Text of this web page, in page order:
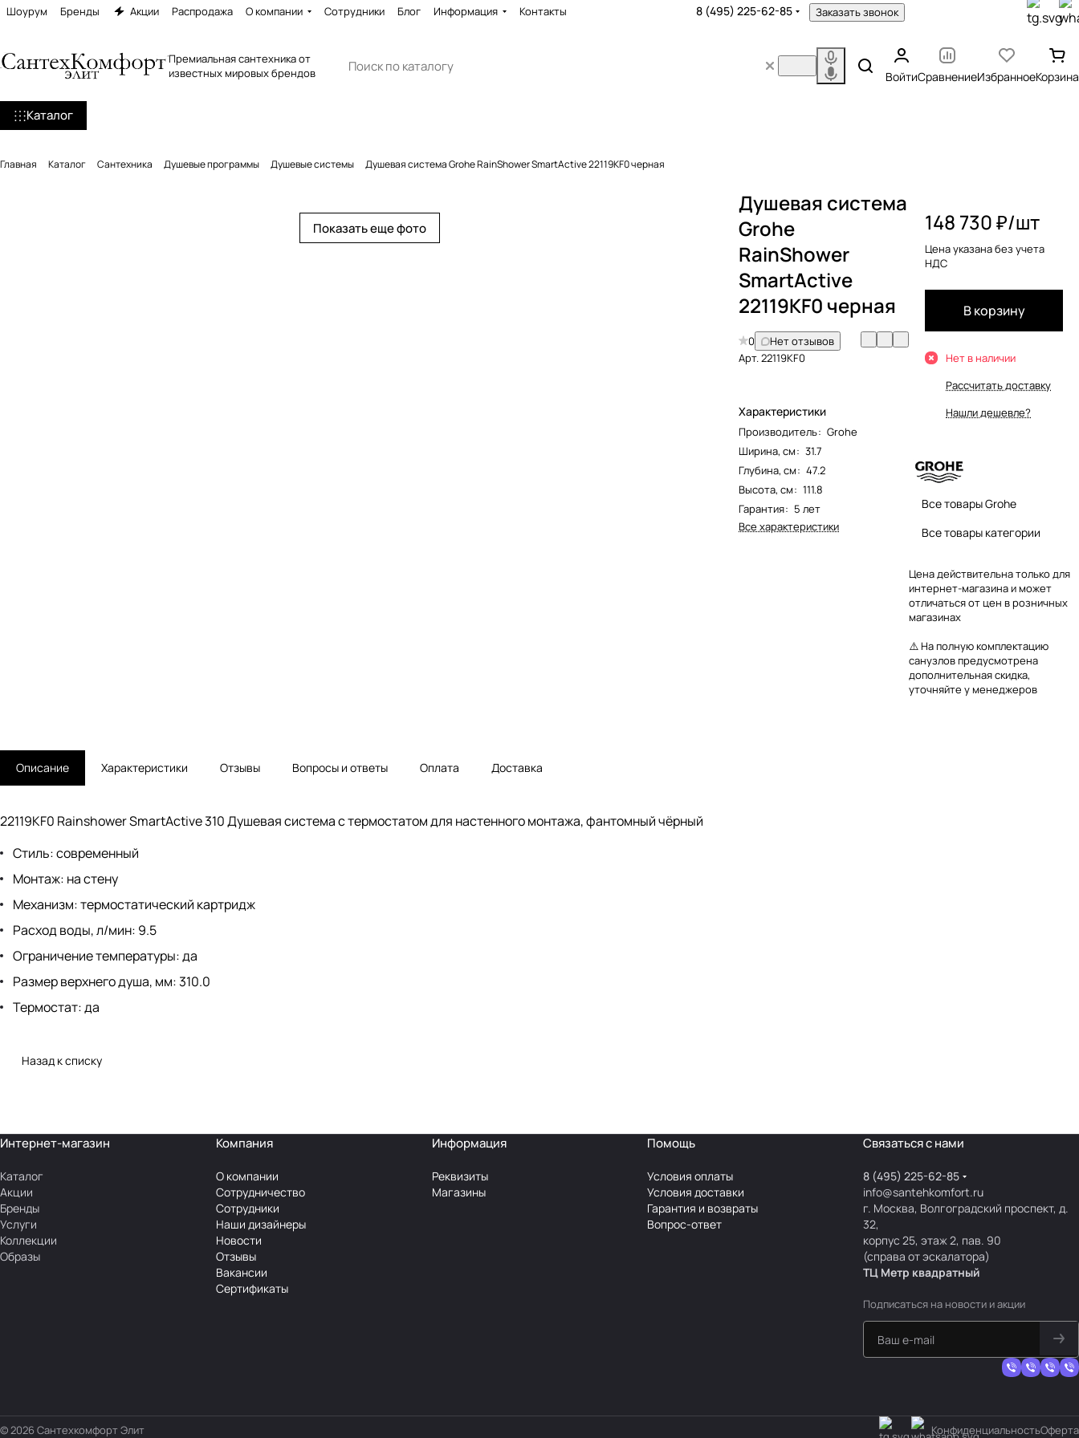
Шоурум Бренды Акции Распродажа О компании Сотрудники Блог Информация Контакты 8 (495) 225-62-85 Заказать звонок
Премиальная сантехника от
известных мировых брендов
ВойтиСравнениеИзбранноеКорзина
Каталог
Главная Каталог Сантехника Душевые программы Душевые системы Душевая система Grohe RainShower SmartActive 22119KF0 черная
Показать еще фото
Душевая система
Grohe
RainShower
SmartActive
22119KF0 черная
0
Нет отзывов
Арт.22119KF0
Характеристики
Производитель: Grohe
Ширина, см: 31.7
Глубина, см: 47.2
Высота, см: 111.8
Гарантия: 5 лет
Все характеристики
148 730 ₽/шт
Цена указана без учета
НДС
В корзину
Нет в наличии
Рассчитать доставку
Нашли дешевле?
Все товары Grohe
Все товары категории
Цена действительна только для
интернет-магазина и может
отличаться от цен в розничных
магазинах
⚠️ На полную комплектацию
санузлов предусмотрена
дополнительная скидка,
уточняйте у менеджеров
Описание Характеристики Отзывы Вопросы и ответы Оплата Доставка
22119KF0 Rainshower SmartActive 310 Душевая система с термостатом для настенного монтажа, фантомный чёрный
Стиль: современный
Монтаж: на стену
Механизм: термостатический картридж
Расход воды, л/мин: 9.5
Ограничение температуры: да
Размер верхнего душа, мм: 310.0
Термостат: да
Назад к списку
Интернет-магазин
Каталог
Акции
Бренды
Услуги
Коллекции
Образы
Компания
О компании
Сотрудничество
Сотрудники
Наши дизайнеры
Новости
Отзывы
Вакансии
Сертификаты
Информация
Реквизиты
Магазины
Помощь
Условия оплаты
Условия доставки
Гарантия и возвраты
Вопрос-ответ
Связаться с нами
8 (495) 225-62-85
info@santehkomfort.ru
г. Москва, Волгоградский проспект, д.
32,
корпус 25, этаж 2, пав. 90
(справа от эскалатора)
ТЦ Метр квадратный
Подписаться на новости и акции
© 2026 Сантехкомфорт Элит КонфиденциальностьОферта